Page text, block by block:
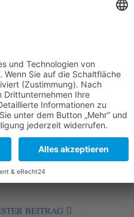
stolz auf die
angreifen und
BEITRAG
Wir suchen
Folge uns